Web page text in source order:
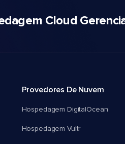
Cloud
Provedores De Nuvem
Hospedagem DigitalOcean
Hospedagem Vultr